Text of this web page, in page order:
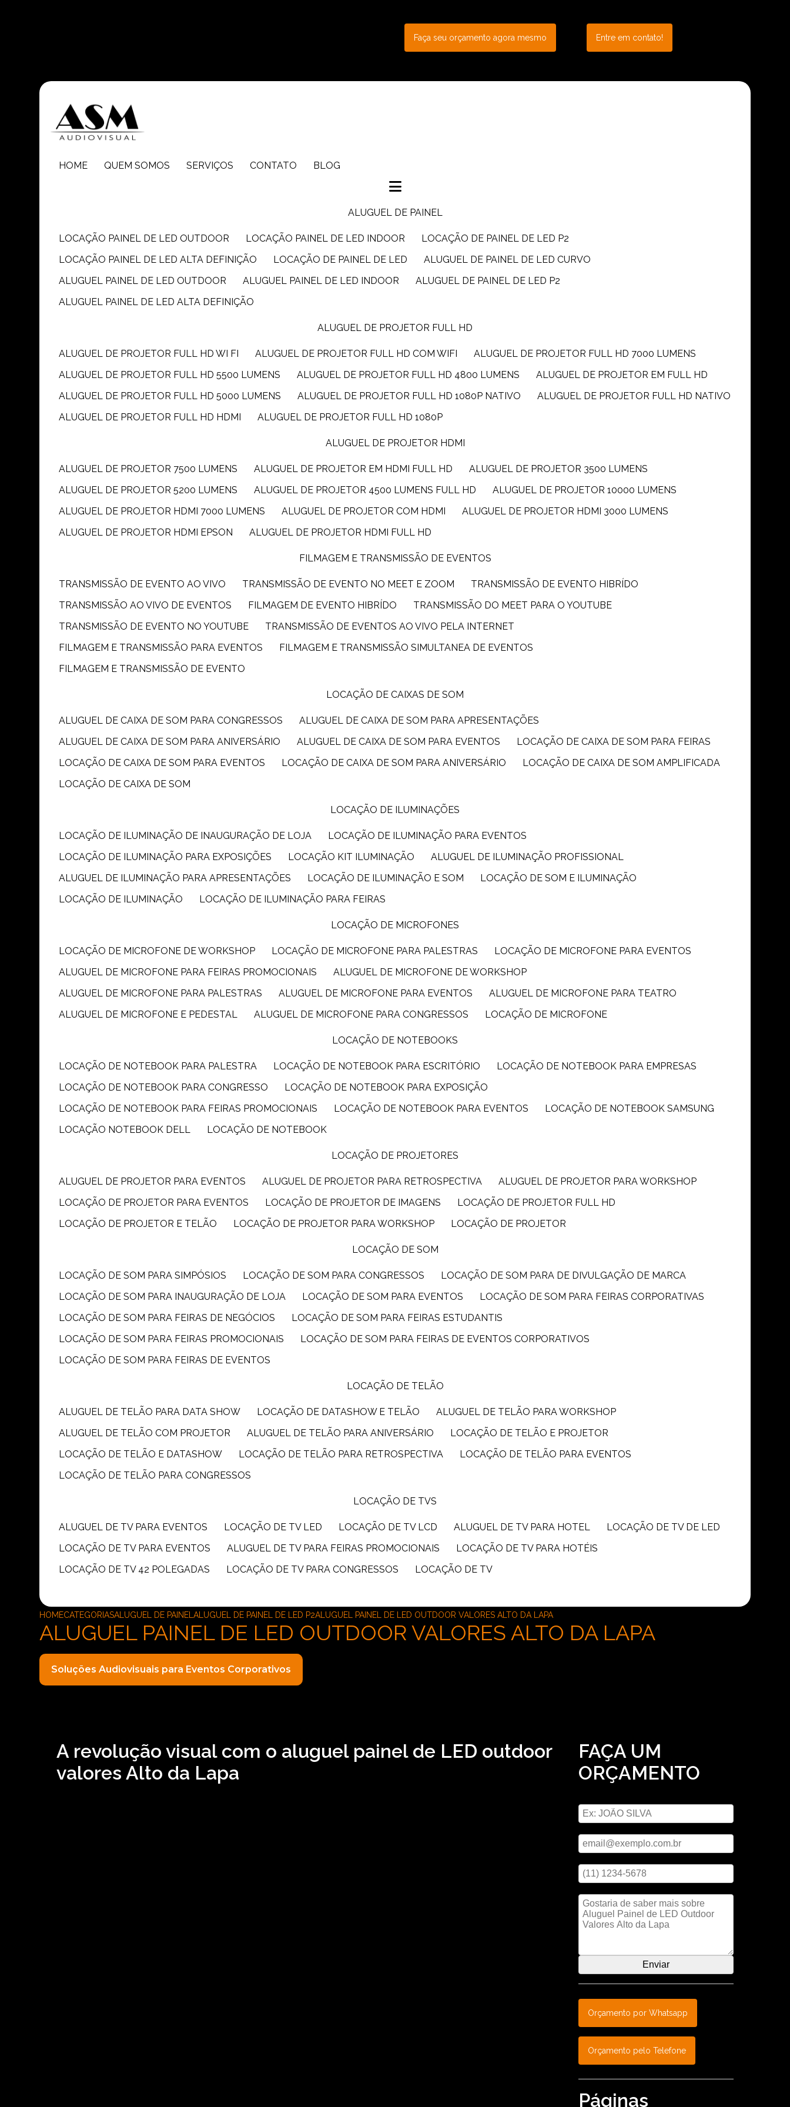
Faça seu orçamento agora mesmo Entre em contato!
HOME QUEM SOMOS SERVIÇOS CONTATO BLOG
ALUGUEL DE PAINEL
LOCAÇÃO PAINEL DE LED OUTDOOR LOCAÇÃO PAINEL DE LED INDOOR
LOCAÇÃO DE PAINEL DE LED P2
LOCAÇÃO PAINEL DE LED ALTA DEFINIÇÃO
LOCAÇÃO DE PAINEL DE LED
ALUGUEL DE PAINEL DE LED CURVO
ALUGUEL PAINEL DE LED OUTDOOR
ALUGUEL PAINEL DE LED INDOOR
ALUGUEL DE PAINEL DE LED P2
ALUGUEL PAINEL DE LED ALTA DEFINIÇÃO
ALUGUEL DE PROJETOR FULL HD
ALUGUEL DE PROJETOR FULL HD WI FI ALUGUEL DE PROJETOR FULL HD COM WIFI
ALUGUEL DE PROJETOR FULL HD 7000 LUMENS
ALUGUEL DE PROJETOR FULL HD 5500 LUMENS
ALUGUEL DE PROJETOR FULL HD 4800 LUMENS
ALUGUEL DE PROJETOR EM FULL HD
ALUGUEL DE PROJETOR FULL HD 5000 LUMENS
ALUGUEL DE PROJETOR FULL HD 1080P NATIVO
ALUGUEL DE PROJETOR FULL HD NATIVO
ALUGUEL DE PROJETOR FULL HD HDMI
ALUGUEL DE PROJETOR FULL HD 1080P
ALUGUEL DE PROJETOR HDMI
ALUGUEL DE PROJETOR 7500 LUMENS ALUGUEL DE PROJETOR EM HDMI FULL HD
ALUGUEL DE PROJETOR 3500 LUMENS
ALUGUEL DE PROJETOR 5200 LUMENS
ALUGUEL DE PROJETOR 4500 LUMENS FULL HD
ALUGUEL DE PROJETOR 10000 LUMENS
ALUGUEL DE PROJETOR HDMI 7000 LUMENS
ALUGUEL DE PROJETOR COM HDMI
ALUGUEL DE PROJETOR HDMI 3000 LUMENS
ALUGUEL DE PROJETOR HDMI EPSON
ALUGUEL DE PROJETOR HDMI FULL HD
FILMAGEM E TRANSMISSÃO DE EVENTOS
TRANSMISSÃO DE EVENTO AO VIVO TRANSMISSÃO DE EVENTO NO MEET E ZOOM
TRANSMISSÃO DE EVENTO HIBRÍDO
TRANSMISSÃO AO VIVO DE EVENTOS
FILMAGEM DE EVENTO HIBRÍDO
TRANSMISSÃO DO MEET PARA O YOUTUBE
TRANSMISSÃO DE EVENTO NO YOUTUBE
TRANSMISSÃO DE EVENTOS AO VIVO PELA INTERNET
FILMAGEM E TRANSMISSÃO PARA EVENTOS
FILMAGEM E TRANSMISSÃO SIMULTANEA DE EVENTOS
FILMAGEM E TRANSMISSÃO DE EVENTO
LOCAÇÃO DE CAIXAS DE SOM
ALUGUEL DE CAIXA DE SOM PARA CONGRESSOS
ALUGUEL DE CAIXA DE SOM PARA APRESENTAÇÕES
ALUGUEL DE CAIXA DE SOM PARA ANIVERSÁRIO
ALUGUEL DE CAIXA DE SOM PARA EVENTOS
LOCAÇÃO DE CAIXA DE SOM PARA FEIRAS
LOCAÇÃO DE CAIXA DE SOM PARA EVENTOS
LOCAÇÃO DE CAIXA DE SOM PARA ANIVERSÁRIO
LOCAÇÃO DE CAIXA DE SOM AMPLIFICADA
LOCAÇÃO DE CAIXA DE SOM
LOCAÇÃO DE ILUMINAÇÕES
LOCAÇÃO DE ILUMINAÇÃO DE INAUGURAÇÃO DE LOJA
LOCAÇÃO DE ILUMINAÇÃO PARA EVENTOS
LOCAÇÃO DE ILUMINAÇÃO PARA EXPOSIÇÕES
LOCAÇÃO KIT ILUMINAÇÃO
ALUGUEL DE ILUMINAÇÃO PROFISSIONAL
ALUGUEL DE ILUMINAÇÃO PARA APRESENTAÇÕES
LOCAÇÃO DE ILUMINAÇÃO E SOM
LOCAÇÃO DE SOM E ILUMINAÇÃO
LOCAÇÃO DE ILUMINAÇÃO
LOCAÇÃO DE ILUMINAÇÃO PARA FEIRAS
LOCAÇÃO DE MICROFONES
LOCAÇÃO DE MICROFONE DE WORKSHOP LOCAÇÃO DE MICROFONE PARA PALESTRAS
LOCAÇÃO DE MICROFONE PARA EVENTOS
ALUGUEL DE MICROFONE PARA FEIRAS PROMOCIONAIS
ALUGUEL DE MICROFONE DE WORKSHOP
ALUGUEL DE MICROFONE PARA PALESTRAS
ALUGUEL DE MICROFONE PARA EVENTOS
ALUGUEL DE MICROFONE PARA TEATRO
ALUGUEL DE MICROFONE E PEDESTAL
ALUGUEL DE MICROFONE PARA CONGRESSOS LOCAÇÃO DE MICROFONE
LOCAÇÃO DE NOTEBOOKS
LOCAÇÃO DE NOTEBOOK PARA PALESTRA LOCAÇÃO DE NOTEBOOK PARA ESCRITÓRIO
LOCAÇÃO DE NOTEBOOK PARA EMPRESAS
LOCAÇÃO DE NOTEBOOK PARA CONGRESSO
LOCAÇÃO DE NOTEBOOK PARA EXPOSIÇÃO
LOCAÇÃO DE NOTEBOOK PARA FEIRAS PROMOCIONAIS
LOCAÇÃO DE NOTEBOOK PARA EVENTOS
LOCAÇÃO DE NOTEBOOK SAMSUNG
LOCAÇÃO NOTEBOOK DELL
LOCAÇÃO DE NOTEBOOK
LOCAÇÃO DE PROJETORES
ALUGUEL DE PROJETOR PARA EVENTOS ALUGUEL DE PROJETOR PARA RETROSPECTIVA
ALUGUEL DE PROJETOR PARA WORKSHOP
LOCAÇÃO DE PROJETOR PARA EVENTOS
LOCAÇÃO DE PROJETOR DE IMAGENS
LOCAÇÃO DE PROJETOR FULL HD
LOCAÇÃO DE PROJETOR E TELÃO
LOCAÇÃO DE PROJETOR PARA WORKSHOP LOCAÇÃO DE PROJETOR
LOCAÇÃO DE SOM
LOCAÇÃO DE SOM PARA SIMPÓSIOS LOCAÇÃO DE SOM PARA CONGRESSOS
LOCAÇÃO DE SOM PARA DE DIVULGAÇÃO DE MARCA
LOCAÇÃO DE SOM PARA INAUGURAÇÃO DE LOJA
LOCAÇÃO DE SOM PARA EVENTOS
LOCAÇÃO DE SOM PARA FEIRAS CORPORATIVAS
LOCAÇÃO DE SOM PARA FEIRAS DE NEGÓCIOS
LOCAÇÃO DE SOM PARA FEIRAS ESTUDANTIS
LOCAÇÃO DE SOM PARA FEIRAS PROMOCIONAIS
LOCAÇÃO DE SOM PARA FEIRAS DE EVENTOS CORPORATIVOS
LOCAÇÃO DE SOM PARA FEIRAS DE EVENTOS
LOCAÇÃO DE TELÃO
ALUGUEL DE TELÃO PARA DATA SHOW LOCAÇÃO DE DATASHOW E TELÃO
ALUGUEL DE TELÃO PARA WORKSHOP
ALUGUEL DE TELÃO COM PROJETOR
ALUGUEL DE TELÃO PARA ANIVERSÁRIO
LOCAÇÃO DE TELÃO E PROJETOR
LOCAÇÃO DE TELÃO E DATASHOW
LOCAÇÃO DE TELÃO PARA RETROSPECTIVA
LOCAÇÃO DE TELÃO PARA EVENTOS
LOCAÇÃO DE TELÃO PARA CONGRESSOS
LOCAÇÃO DE TVS
ALUGUEL DE TV PARA EVENTOS LOCAÇÃO DE TV LED LOCAÇÃO DE TV LCD ALUGUEL DE TV PARA HOTEL
LOCAÇÃO DE TV DE LED
LOCAÇÃO DE TV PARA EVENTOS
ALUGUEL DE TV PARA FEIRAS PROMOCIONAIS
LOCAÇÃO DE TV PARA HOTÉIS
LOCAÇÃO DE TV 42 POLEGADAS
LOCAÇÃO DE TV PARA CONGRESSOS LOCAÇÃO DE TV
HOMECATEGORIASALUGUEL DE PAINELALUGUEL DE PAINEL DE LED P2ALUGUEL PAINEL DE LED OUTDOOR VALORES ALTO DA LAPA
ALUGUEL PAINEL DE LED OUTDOOR VALORES ALTO DA LAPA
Soluções Audiovisuais para Eventos Corporativos
A revolução visual com o aluguel painel de LED outdoor
valores Alto da Lapa
FAÇA UM
ORÇAMENTO
Orçamento por Whatsapp
Orçamento pelo Telefone
Páginas